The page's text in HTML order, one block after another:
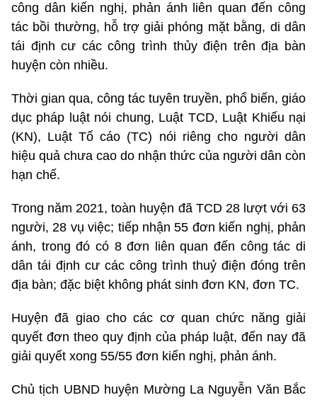
công dân kiến nghị, phản ánh liên quan đến công
tác bồi thường, hỗ trợ giải phóng mặt bằng, di dân
tái định cư các công trình thủy điện trên địa bàn
huyện còn nhiều.
Thời gian qua, công tác tuyên truyền, phổ biến, giáo
dục pháp luật nói chung, Luật TCD, Luật Khiếu nại
(KN), Luật Tố cáo (TC) nói riêng cho người dân
hiệu quả chưa cao do nhận thức của người dân còn
hạn chế.
Trong năm 2021, toàn huyện đã TCD 28 lượt với 63
người, 28 vụ việc; tiếp nhận 55 đơn kiến nghị, phản
ánh, trong đó có 8 đơn liên quan đến công tác di
dân tái định cư các công trình thuỷ điện đóng trên
địa bàn; đặc biệt không phát sinh đơn KN, đơn TC.
Huyện đã giao cho các cơ quan chức năng giải
quyết đơn theo quy định của pháp luật, đến nay đã
giải quyết xong 55/55 đơn kiến nghị, phản ánh.
Chủ tịch UBND huyện Mường La Nguyễn Văn Bắc